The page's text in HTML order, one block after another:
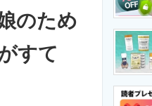
製造業のIT導入・活用を支
のため
すて